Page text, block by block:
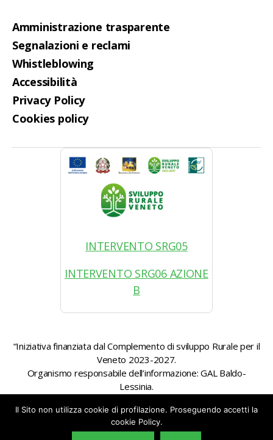
Amministrazione trasparente
Segnalazioni e reclami
Whistleblowing
Accessibilità
Privacy Policy
Cookies policy
INTERVENTO SRG05
INTERVENTO SRG06 AZIONE
B
“Iniziativa finanziata dal Complemento di sviluppo Rurale per il
Veneto 2023-2027.
Organismo responsabile dell’informazione: GAL Baldo-
Lessinia.
Bonifica e Irrigazione”
Il Sito non utilizza cookie di profilazione. Proseguendo accetti la
cookie Policy.